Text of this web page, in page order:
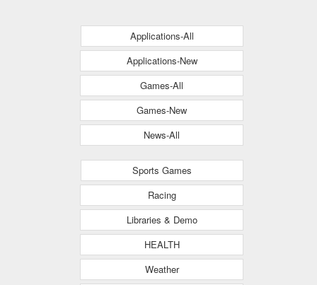
Applications-All
Applications-New
Games-All
Games-New
News-All
Sports Games
Racing
Libraries & Demo
HEALTH
Weather